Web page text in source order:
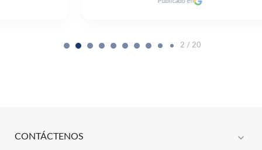
2 / 20
CONTÁCTENOS expand_more